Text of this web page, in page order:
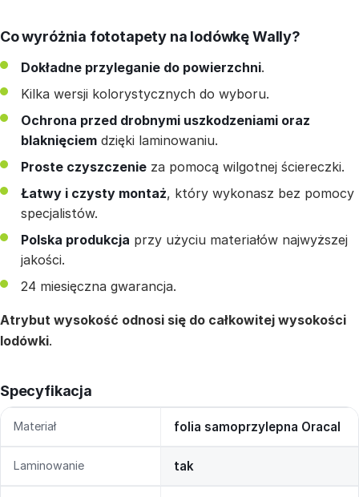
Co wyróżnia fototapety na lodówkę Wally?
Dokładne przyleganie do powierzchni.
Kilka wersji kolorystycznych do wyboru.
Ochrona przed drobnymi uszkodzeniami oraz
blaknięciem dzięki laminowaniu.
Proste czyszczenie za pomocą wilgotnej ściereczki.
Łatwy i czysty montaż, który wykonasz bez pomocy
specjalistów.
Polska produkcja przy użyciu materiałów najwyższej
jakości.
24 miesięczna gwarancja.
Atrybut wysokość odnosi się do całkowitej wysokości
lodówki.
Specyfikacja
Materiał folia samoprzylepna Oracal
Laminowanie tak